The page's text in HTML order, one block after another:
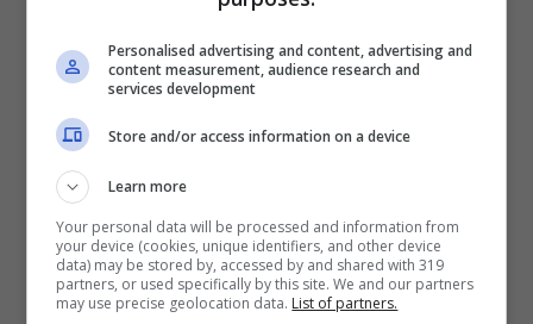
muscolari dovuti all’affaticamento.
“E’ un evento sportivo ormai di grande
tradizione nel nostro territorio che ha sempre
richiamato un gran numero di presenze –
commentano il sindaco Gianluca Taddeo e
l’assessore allo Sport Eleonora Zangrillo –
Personalised advertising and content, advertising and
content measurement, audience research and
services development
Store and/or access information on a device
Learn more
Your personal data will be processed and information from
your device (cookies, unique identifiers, and other device
data) may be stored by, accessed by and shared with 319
partners, or used specifically by this site. We and our partners
may use precise geolocation data. List of partners.